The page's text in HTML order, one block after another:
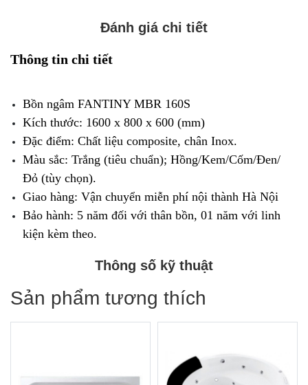
Đánh giá chi tiết
Thông tin chi tiết
Bồn ngâm FANTINY MBR 160S
Kích thước: 1600 x 800 x 600 (mm)
Đặc điểm: Chất liệu composite, chân Inox.
Màu sắc: Trắng (tiêu chuẩn); Hồng/Kem/Cốm/Đen/
Đỏ (tùy chọn).
Giao hàng: Vận chuyển miễn phí nội thành Hà Nội
Bảo hành: 5 năm đối với thân bồn, 01 năm với linh
kiện kèm theo.
Thông số kỹ thuật
Sản phẩm tương thích